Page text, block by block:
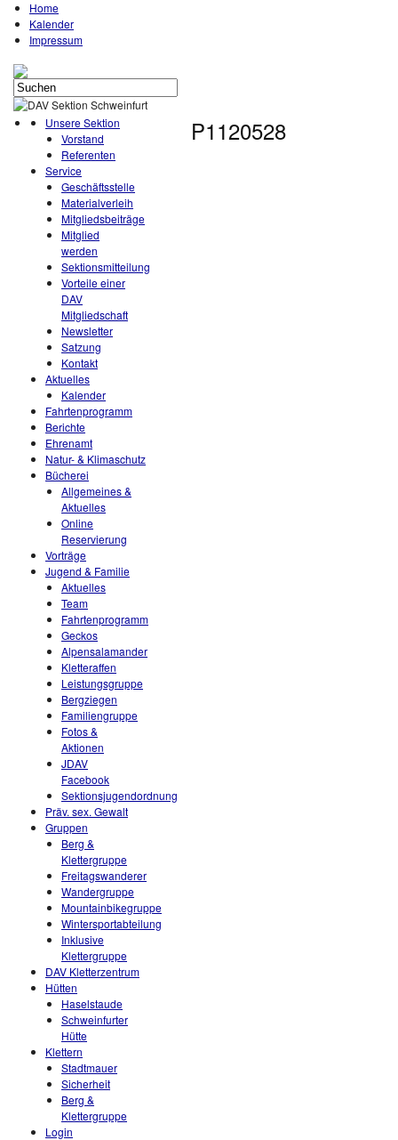
Home
Kalender
Impressum
Unsere Sektion
Vorstand
Referenten
Service
Geschäftsstelle
Materialverleih
Mitgliedsbeiträge
Mitglied
werden
Sektionsmitteilung
Vorteile einer
DAV
Mitgliedschaft
Newsletter
Satzung
Kontakt
Aktuelles
Kalender
Fahrtenprogramm
Berichte
Ehrenamt
Natur- & Klimaschutz
Bücherei
Allgemeines &
Aktuelles
Online
Reservierung
Vorträge
Jugend & Familie
Aktuelles
Team
Fahrtenprogramm
Geckos
Alpensalamander
Kletteraffen
Leistungsgruppe
Bergziegen
Familiengruppe
Fotos &
Aktionen
JDAV
Facebook
Sektionsjugendordnung
Präv. sex. Gewalt
Gruppen
Berg &
Klettergruppe
Freitagswanderer
Wandergruppe
Mountainbikegruppe
Wintersportabteilung
Inklusive
Klettergruppe
DAV Kletterzentrum
Hütten
Haselstaude
Schweinfurter
Hütte
Klettern
Stadtmauer
Sicherheit
Berg &
Klettergruppe
Login
P1120528